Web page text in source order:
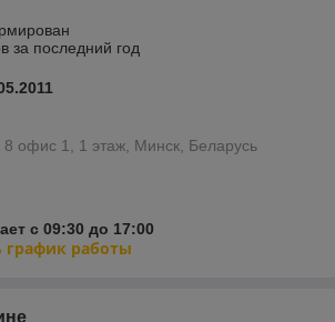
за последний год
офис 1, 1 этаж, Минск, Беларусь
с 09:30 до 17:00
график работы